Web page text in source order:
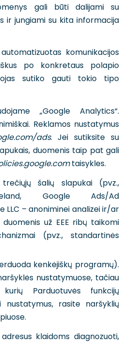
gali būti dalijami su
ir jungiami su kita informacija
komunikacijos
po konkretaus polapio
sutiko gauti tokio tipo
„Google Analytics“.
Reklamos nustatymus
ads. Jei sutiksite su
duomenis taip pat gali
taisykles.
šalių slapukai (pvz.,
Google Ads/Ad
LLC – anoniminei analizei ir/ar
už EEE ribų taikomi
(pvz., standartinės
kenkėjiškų programų).
nustatymuose, tačiau
Parduotuvės funkcijų
nustatymus, rasite naršyklių
klaidoms diagnozuoti,